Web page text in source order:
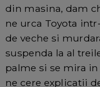
din masina, dam
ne urca Toyota
de veche si
suspenda la al
palme si se mira
ne cere explicatii